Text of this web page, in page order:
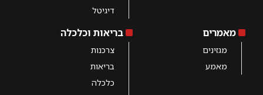
דיגיטל
מאמרים
מגזינים
מאמע
בריאות וכלכלה
צרכנות
בריאות
כלכלה